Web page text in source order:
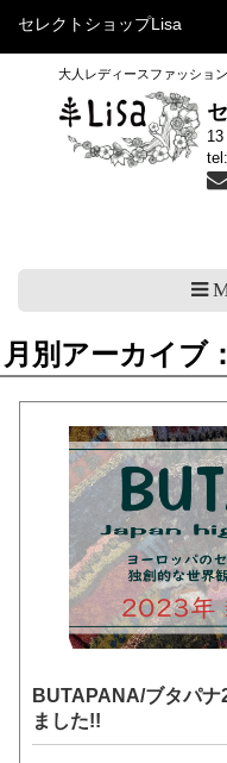
セレクトショップLisa
大人レディースファッショ
tel:
月別アーカイブ
BUTAPANA/ブタパナ
ました!!